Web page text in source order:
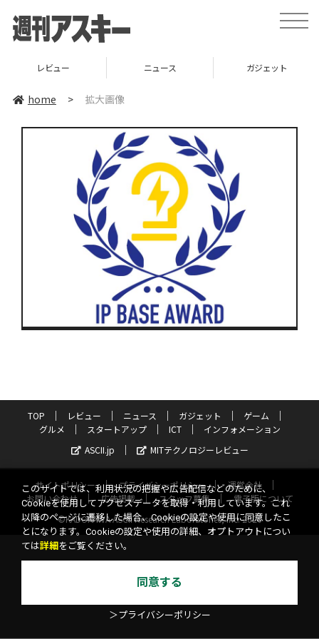
toggle
レビュー ニュース ガジェット
home > 拡大画像
TOP レビュー ニュース ガジェット
ゲーム
グルメ
スタートアップ ICT
インフォメーション
ASCII.jp
MITテクノロジーレビュー
サイトポリシー プライバシーポリシー
運営会社
お問い合わせ
広告掲載 スタッフ募集
電子版について
©KADOKAWA ASCII Research Laboratories, Inc. 2026
このサイトでは、利用状況の把握や広告配信などのために、
Cookieを使用してアクセスデータを取得・利用しています。これ
以降のページに遷移した場合、Cookieの設定や使用に同意したこ
とになります。Cookieの設定や使用の詳細、オプトアウトについ
ては詳細 をご覧ください。
同意する
＞プライバシーポリシー